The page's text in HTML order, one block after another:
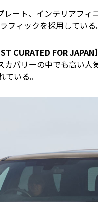
ート、インテリアフィ
フィックを採用している。
CURATED FOR JAPAN】
バリーの中でも高い人
いる。